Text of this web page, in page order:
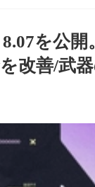
を公
改善/武